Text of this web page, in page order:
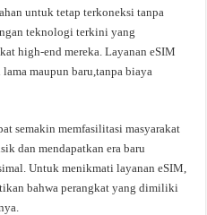
untuk tetap terkoneksi tanpa
teknologi terkini yang
high-end mereka. Layanan eSIM
maupun baru,tanpa biaya
semakin memfasilitasi masyarakat
dan mendapatkan era baru
Untuk menikmati layanan eSIM,
bahwa perangkat yang dimiliki